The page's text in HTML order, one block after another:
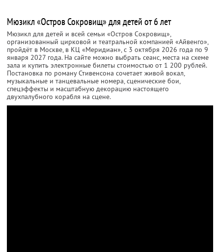
Мюзикл «Остров Сокровищ» для детей от 6 лет
Мюзикл для детей и всей семьи «Остров Сокровищ»,
организованный цирковой и театральной компанией «Айвенго»,
пройдёт в Москве, в КЦ «Меридиан», с 3 октября 2026 года по 9
января 2027 года. На сайте можно выбрать сеанс, места на схеме
зала и купить электронные билеты стоимостью от 1 200 рублей.
Постановка по роману Стивенсона сочетает живой вокал,
музыкальные и танцевальные номера, сценические бои,
спецэффекты и масштабную декорацию настоящего
двухпалубного корабля на сцене.